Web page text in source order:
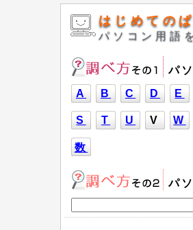
はじめての
パソコン用語
パ
A
B C D E
S T U V W
数
パ